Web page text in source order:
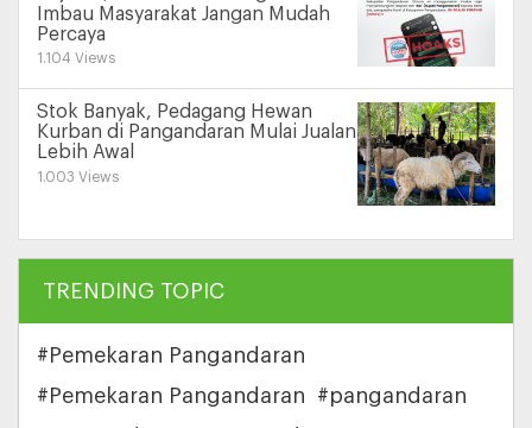
Imbau Masyarakat Jangan Mudah
Percaya
1.104 Views
Stok Banyak, Pedagang Hewan
Kurban di Pangandaran Mulai Jualan
Lebih Awal
1.003 Views
TRENDING TOPIC
#Pemekaran Pangandaran
#Pemekaran Pangandaran
#pangandaran